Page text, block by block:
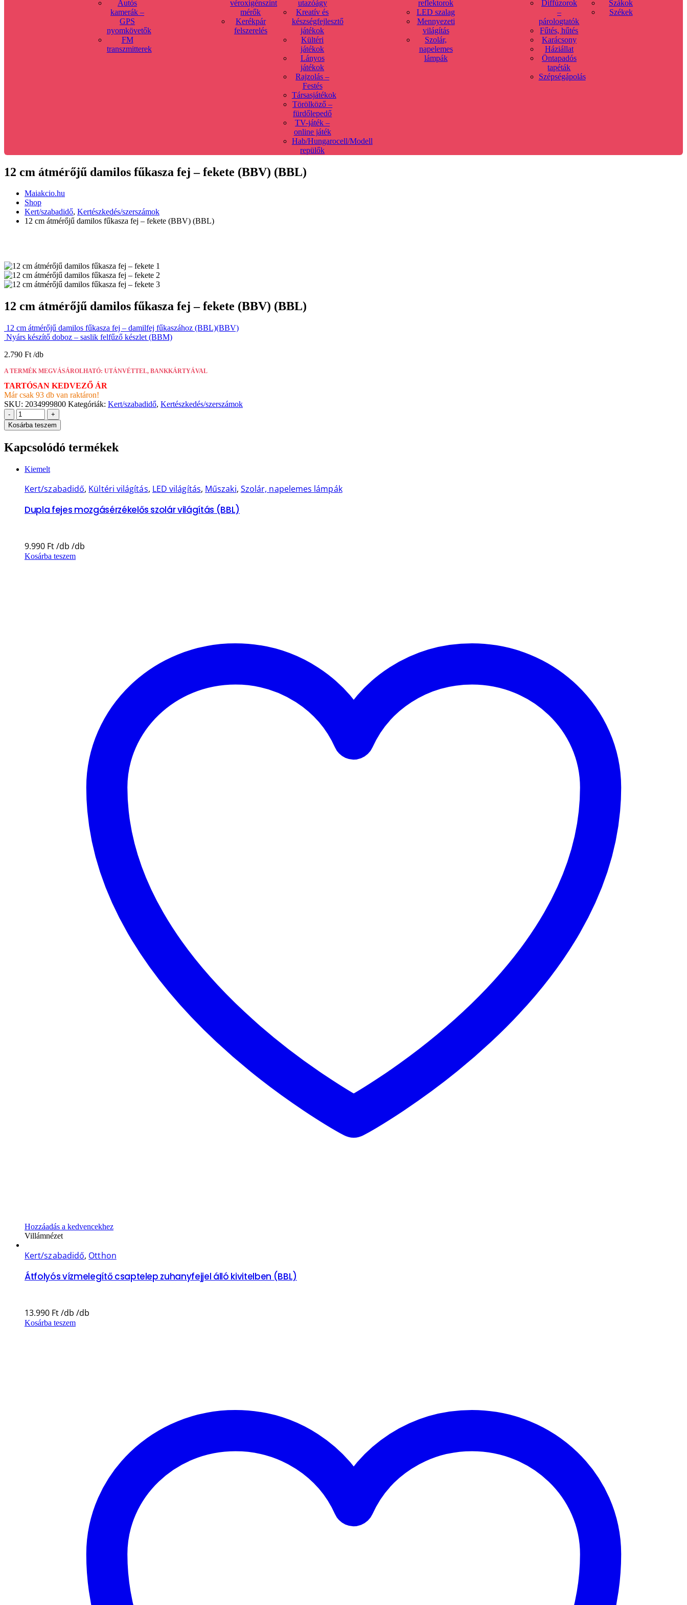
Autós
kamerák –
GPS
nyomkövetők
FM
transzmitterek
véroxigénszint
mérők
Kerékpár
felszerelés
utazóágy
Kreatív és
készségfejlesztő
játékok
Kültéri
játékok
Lányos
játékok
Rajzolás –
Festés
Társasjátékok
Törölköző –
fürdőlepedő
TV-játék –
online játék
Hab/Hungarocell/Modell
repülők
reflektorok
LED szalag
Mennyezeti
világítás
Szolár,
napelemes
lámpák
Diffúzorok
–
párologtatók
Fűtés, hűtés
Karácsony
Háziállat
Öntapadós
tapéták
Szépségápolás
Szákok
Székek
12 cm átmérőjű damilos fűkasza fej – fekete (BBV) (BBL)
Maiakcio.hu
Shop
Kert/szabadidő, Kertészkedés/szerszámok
12 cm átmérőjű damilos fűkasza fej – fekete (BBV) (BBL)
12 cm átmérőjű damilos fűkasza fej – fekete (BBV) (BBL)
12 cm átmérőjű damilos fűkasza fej – damilfej fűkaszához (BBL)(BBV)
Nyárs készítő doboz – saslik felfűző készlet (BBM)
2.790 Ft
A TERMÉK MEGVÁSÁROLHATÓ: UTÁNVÉTTEL, BANKKÁRTYÁVAL
TARTÓSAN KEDVEZŐ ÁR
Már csak 93 db van raktáron!
SKU: 2034999800 Kategóriák: Kert/szabadidő, Kertészkedés/szerszámok
-
+
Kosárba teszem
Kapcsolódó termékek
Kiemelt
Kert/szabadidő, Kültéri világítás, LED világítás, Műszaki, Szolár, napelemes lámpák
Dupla fejes mozgásérzékelős szolár világítás (BBL)
9.990 Ft
Kosárba teszem
Hozzáadás a kedvencekhez
Villámnézet
Kert/szabadidő, Otthon
Átfolyós vízmelegítő csaptelep zuhanyfejjel álló kivitelben (BBL)
13.990 Ft
Kosárba teszem